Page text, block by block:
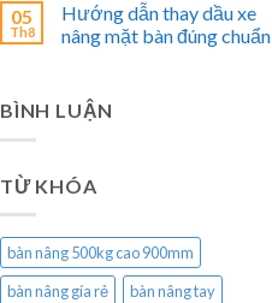
05
Th8
Hướng dẫn thay dầu xe
nâng mặt bàn đúng chuẩn
BÌNH LUẬN
TỪ KHÓA
bàn nâng 500kg cao 900mm
bàn nâng gía rẻ
bàn nâng tay